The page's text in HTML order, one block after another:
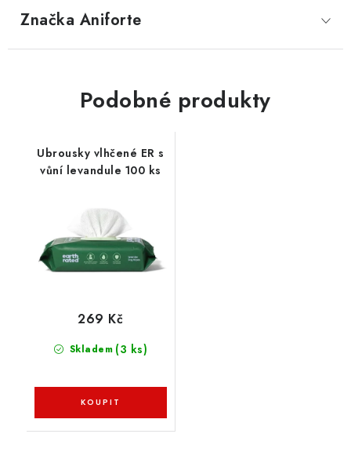
Značka Aniforte
Podobné produkty
Ubrousky vlhčené ER s
vůní levandule 100 ks
Skladem (3 ks)
269 Kč